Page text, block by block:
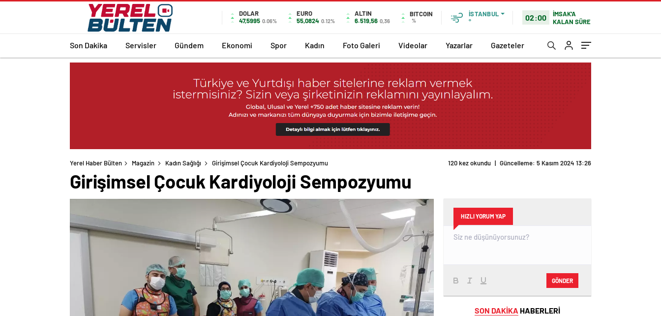
DOLAR
47,5995 0.06%
EURO
55,0824 0.12%
ALTIN
6.519,56 0,36
BITCOIN
%
İSTANBUL
°
02:00
İMSAK'A
KALAN SÜRE
Son Dakika Servisler Gündem Ekonomi Spor Kadın Foto Galeri Videolar Yazarlar Gazeteler
Yerel Haber Bülten Magazin Kadın Sağlığı Girişimsel Çocuk Kardiyoloji Sempozyumu 120 kez okundu | Güncelleme: 5 Kasım 2024 13:26
Girişimsel Çocuk Kardiyoloji Sempozyumu
HIZLI YORUM YAP
GÖNDER
SON DAKİKA HABERLERİ